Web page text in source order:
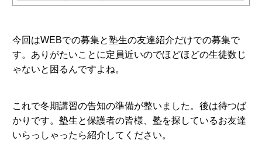
今回はWEBでの募集と塾生の友達紹介だけでの募集で
す。ありがたいことに定員近いのでほどほどの生徒数じ
ゃないと困るんですよね。
これで冬期講習の告知の準備が整いました。後は待つば
かりです。塾生と保護者の皆様、塾を探しているお友達
いらっしゃったら紹介してください。